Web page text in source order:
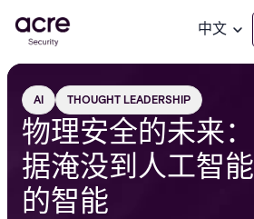
中文
AI THOUGHT LEADERSHIP
物理安全的未来
据淹没到人工智
的智能